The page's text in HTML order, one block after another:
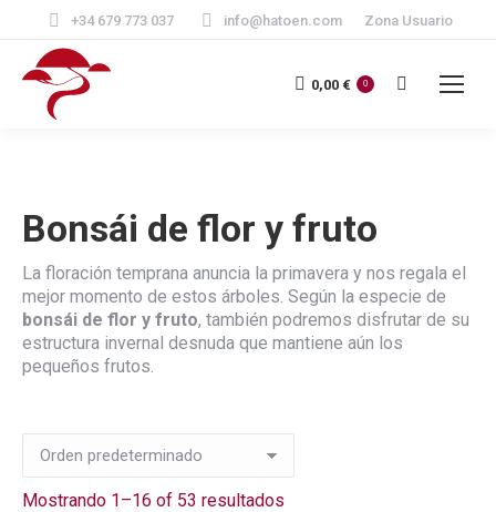
+34 679 773 037 info@hatoen.com Zona Usuario
0,00 € 0 Buscar:
Bonsái de flor y fruto
La floración temprana anuncia la primavera y nos regala el
mejor momento de estos árboles. Según la especie de
bonsái de flor y fruto, también podremos disfrutar de su
estructura invernal desnuda que mantiene aún los
pequeños frutos.
Mostrando 1–16 of 53 resultados